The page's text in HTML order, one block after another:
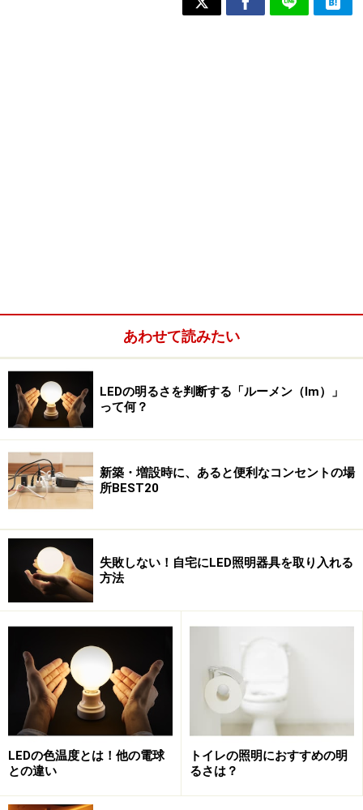
あわせて読みたい
LEDの明るさを判断する「ルーメン（lm）」
って何？
新築・増設時に、あると便利なコンセントの場
所BEST20
失敗しない！自宅にLED照明器具を取り入れる
方法
LEDの色温度とは！他の電球
との違い
トイレの照明におすすめの明
るさは？